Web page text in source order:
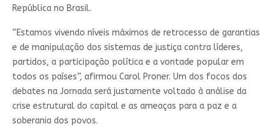
República no Brasil.
“Estamos vivendo níveis máximos de retrocesso de garantias
e de manipulação dos sistemas de justiça contra líderes,
partidos, a participação política e a vontade popular em
todos os países”, afirmou Carol Proner. Um dos focos dos
debates na Jornada será justamente voltado à análise da
crise estrutural do capital e as ameaças para a paz e a
soberania dos povos.